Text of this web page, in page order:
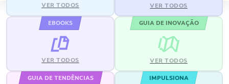
VER TODOS VER TODOS
EBOOKS
VER TODOS
GUIA DE INOVAÇÃO
VER TODOS
GUIA DE TENDÊNCIAS IMPULSIONA